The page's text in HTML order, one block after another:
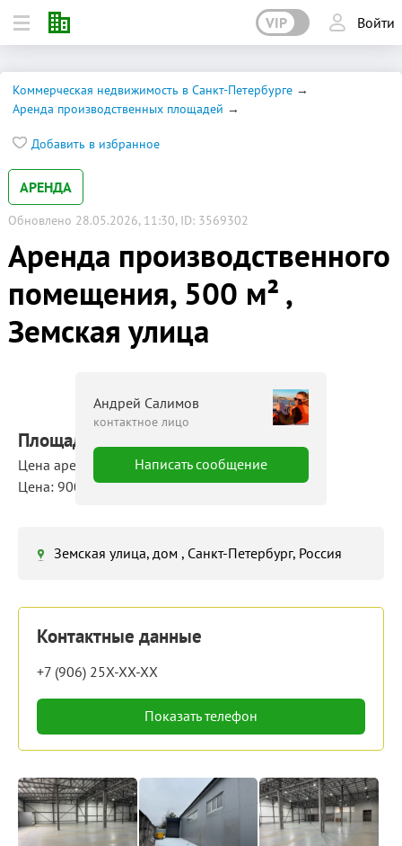
VIP Войти
Коммерческая недвижимость в Санкт-Петербурге
Аренда производственных площадей
Добавить в избранное
АРЕНДА
Обновлено 28.05.2026, 11:30, ID: 3569302
Аренда производственного
помещения, 500 м² ,
Земская улица
Андрей Салимов
контактное лицо
Написать сообщение
Площадь: 500 м²
Цена аренды: 450 000 руб./мес
Цена: 900 руб./м²/мес
Земская улица, дом , Санкт-Петербург, Россия
Контактные данные
+7 (906) 25X-XX-XX
Показать телефон